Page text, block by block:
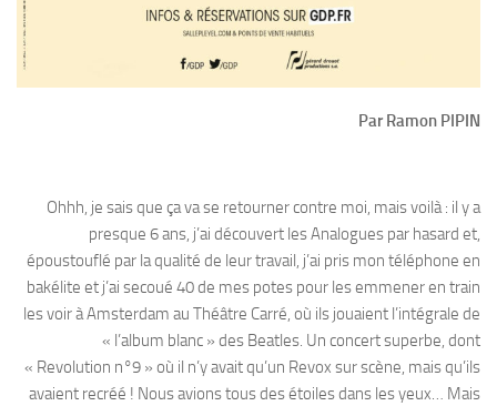
Par Ramon PIPIN
Ohhh, je sais que ça va se retourner contre moi, mais voilà : il y a
presque 6 ans, j’ai découvert les Analogues par hasard et,
époustouflé par la qualité de leur travail, j’ai pris mon téléphone en
bakélite et j’ai secoué 40 de mes potes pour les emmener en train
les voir à Amsterdam au Théâtre Carré, où ils jouaient l’intégrale de
« l’album blanc » des Beatles. Un concert superbe, dont
« Revolution n°9 » où il n’y avait qu’un Revox sur scène, mais qu’ils
avaient recréé ! Nous avions tous des étoiles dans les yeux… Mais